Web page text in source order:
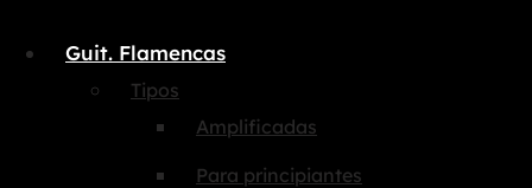
Guit. Flamencas
Tipos
Amplificadas
Para principiantes